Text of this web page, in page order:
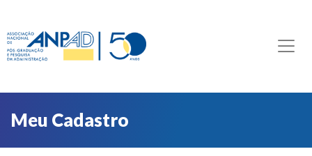
Meu Cadastro